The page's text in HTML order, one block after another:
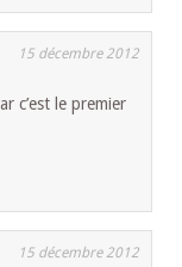
15 décembre 2012
c’est le premier
15 décembre 2012